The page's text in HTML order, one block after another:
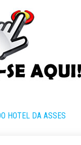
HOTEL DA ASSES